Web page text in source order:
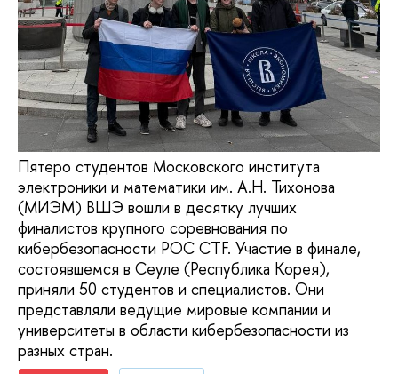
Пятеро студентов Московского института
электроники и математики им. А.Н. Тихонова
(МИЭМ) ВШЭ вошли в десятку лучших
финалистов крупного соревнования по
кибербезопасности POC CTF. Участие в финале,
состоявшемся в Сеуле (Республика Корея),
приняли 50 студентов и специалистов. Они
представляли ведущие мировые компании и
университеты в области кибербезопасности из
разных стран.